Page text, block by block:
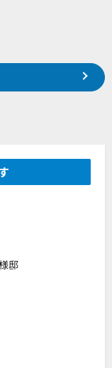
某集合住宅様
邸